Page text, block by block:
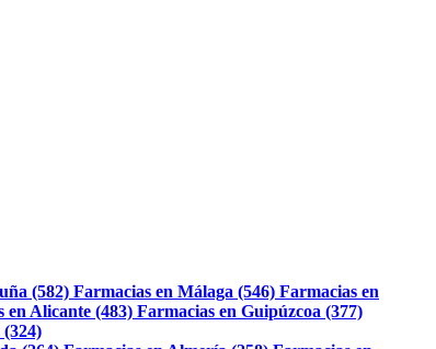
(582) Farmacias en Málaga (546) Farmacias en
en Alicante (483) Farmacias en Guipúzcoa (377)